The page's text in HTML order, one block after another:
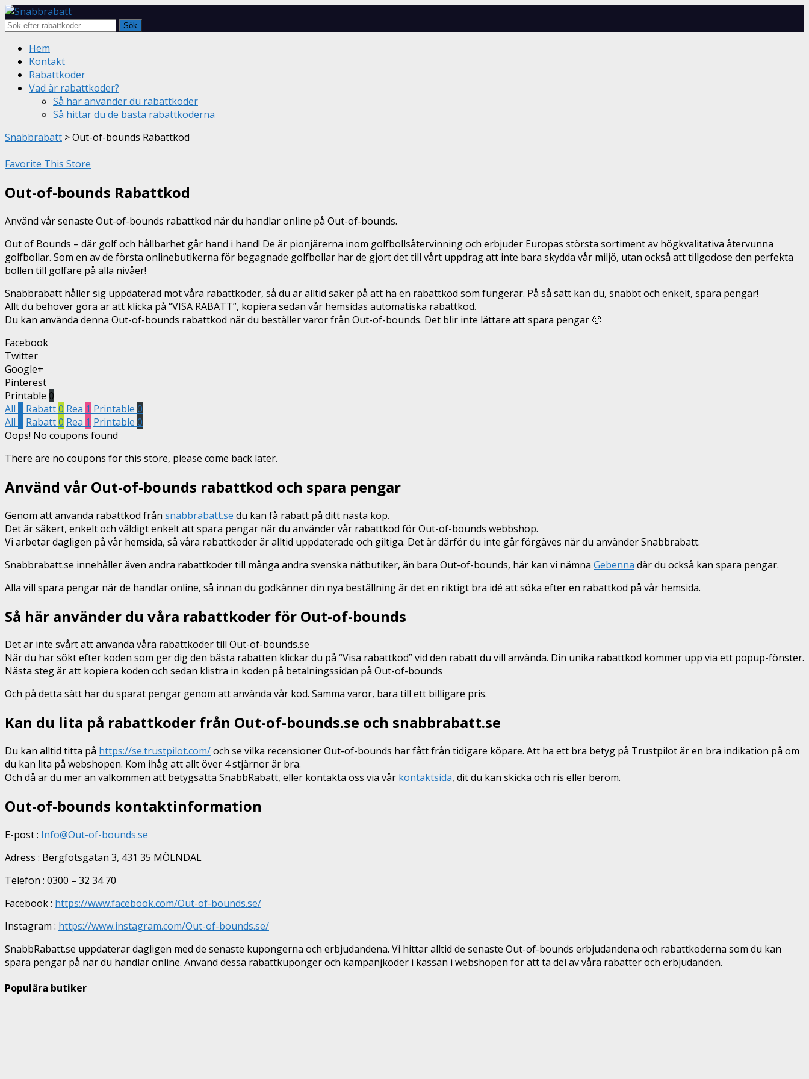
Sök
Skip
content
Hem
Kontakt
Rabattkoder
Vad är rabattkoder?
Så här använder du rabattkoder
Så hittar du de bästa rabattkoderna
Snabbrabatt >Out-of-bounds Rabattkod
Favorite This Store
Out-of-bounds Rabattkod
Använd vår senaste Out-of-bounds rabattkod när du handlar online på Out-of-bounds.
Out of Bounds – där golf och hållbarhet går hand i hand! De är pionjärerna inom golfbollsåtervinning och erbjuder Europas största sortiment av högkvalitativa återvunna
golfbollar. Som en av de första onlinebutikerna för begagnade golfbollar har de gjort det till vårt uppdrag att inte bara skydda vår miljö, utan också att tillgodose den perfekta
bollen till golfare på alla nivåer!
Snabbrabatt håller sig uppdaterad mot våra rabattkoder, så du är alltid säker på att ha en rabattkod som fungerar. På så sätt kan du, snabbt och enkelt, spara pengar!
Allt du behöver göra är att klicka på “VISA RABATT”, kopiera sedan vår hemsidas automatiska rabattkod.
Du kan använda denna Out-of-bounds rabattkod när du beställer varor från Out-of-bounds. Det blir inte lättare att spara pengar 🙂
Facebook
Twitter
Google+
Pinterest
Printable 0
All
Rabatt0 Rea 1 Printable 0
All
Rabatt0 Rea 1 Printable 0
Oops! No coupons found
There are no coupons for this store, please come back later.
Använd vår Out-of-bounds rabattkod och spara pengar
Genom att använda rabattkod från snabbrabatt.se du kan få rabatt på ditt nästa köp.
Det är säkert, enkelt och väldigt enkelt att spara pengar när du använder vår rabattkod för Out-of-bounds webbshop.
Vi arbetar dagligen på vår hemsida, så våra rabattkoder är alltid uppdaterade och giltiga. Det är därför du inte går förgäves när du använder Snabbrabatt.
Snabbrabatt.se innehåller även andra rabattkoder till många andra svenska nätbutiker, än bara Out-of-bounds, här kan vi nämna Gebenna där du också kan spara pengar.
Alla vill spara pengar när de handlar online, så innan du godkänner din nya beställning är det en riktigt bra idé att söka efter en rabattkod på vår hemsida.
Så här använder du våra rabattkoder för Out-of-bounds
Det är inte svårt att använda våra rabattkoder till Out-of-bounds.se
När du har sökt efter koden som ger dig den bästa rabatten klickar du på “Visa rabattkod” vid den rabatt du vill använda. Din unika rabattkod kommer upp via ett popup-fönster.
Nästa steg är att kopiera koden och sedan klistra in koden på betalningssidan på Out-of-bounds
Och på detta sätt har du sparat pengar genom att använda vår kod. Samma varor, bara till ett billigare pris.
Kan du lita på rabattkoder från Out-of-bounds.se och snabbrabatt.se
Du kan alltid titta på https://se.trustpilot.com/och se vilka recensioner Out-of-bounds har fått från tidigare köpare. Att ha ett bra betyg på Trustpilot är en bra indikation på om
du kan lita på webshopen. Kom ihåg att allt över 4 stjärnor är bra.
Och då är du mer än välkommen att betygsätta SnabbRabatt, eller kontakta oss via vår kontaktsida, dit du kan skicka och ris eller beröm.
Out-of-bounds kontaktinformation
E-post : Info@Out-of-bounds.se
Adress : Bergfotsgatan 3, 431 35 MÖLNDAL
Telefon : 0300 – 32 34 70
Facebook : https://www.facebook.com/Out-of-bounds.se/
Instagram : https://www.instagram.com/Out-of-bounds.se/
SnabbRabatt.se uppdaterar dagligen med de senaste kupongerna och erbjudandena. Vi hittar alltid de senaste Out-of-bounds erbjudandena och rabattkoderna som du kan
spara pengar på när du handlar online. Använd dessa rabattkuponger och kampanjkoder i kassan i webshopen för att ta del av våra rabatter och erbjudanden.
Populära butiker